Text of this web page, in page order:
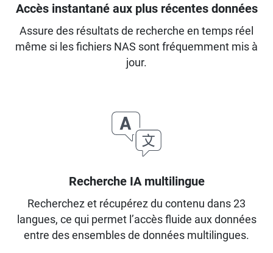
Accès instantané aux plus récentes données
Assure des résultats de recherche en temps réel
même si les fichiers NAS sont fréquemment mis à
jour.
Recherche IA multilingue
Recherchez et récupérez du contenu dans 23
langues, ce qui permet l’accès fluide aux données
entre des ensembles de données multilingues.